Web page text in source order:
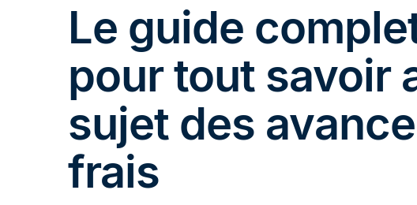
Le guide
pour tout savoir
sujet des
frais